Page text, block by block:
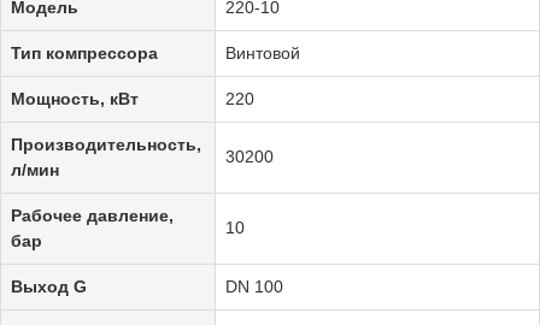
Модель 220-10
Тип компрессора Винтовой
Мощность, кВт 220
Производительность,
л/мин
30200
Рабочее давление,
бар
10
Выход G DN 100